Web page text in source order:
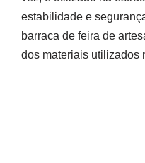
estabilidade e
barraca de feira de
dos materiais utilizados